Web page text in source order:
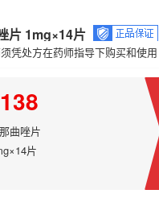
片 1mg×14片
凭处方在药师指导下购买和使用
138
曲唑片
片